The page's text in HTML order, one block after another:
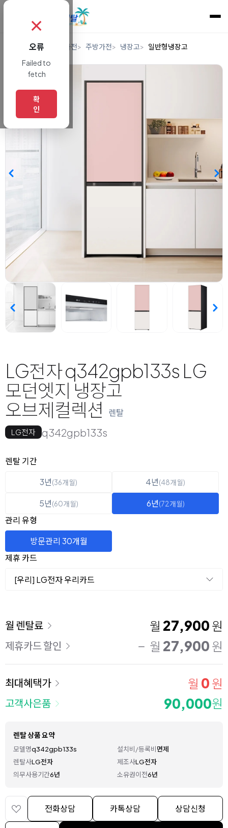
렌탈 디지털/가전 주방가전 냉장고 일반형냉장고
LG전자 q342gpb133s LG
모던엣지 냉장고
오브제컬렉션
렌탈
LG전자 q342gpb133s
옵션 선택
렌탈 선택
렌탈 기간
3년(36개월) 4년(48개월)
5년(60개월) 6년(72개월)
관리 유형
방문관리 30개월
제휴 카드
[우리] LG전자 우리카드
이용 요금
월 렌탈료 월 27,900 원
제휴카드 할인 월 27,900 원
최대혜택가 월 0 원
고객사은품 90,000원
렌탈 상품 요약
모델명q342gpb133s 설치비/등록비면제
렌탈사LG전자 제조사LG전자
의무사용기간6년 소유권이전6년
전화상담 카톡상담 상담신청
✗
오류
Failed to
fetch
확
인